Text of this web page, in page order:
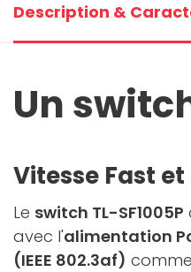
Description &
Un
Vitesse Fast
Le switch TL-SF1005P
avec l'alimentation
(IEEE 802.3af)